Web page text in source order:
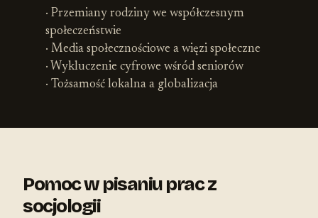
· Przemiany rodziny we współczesnym
społeczeństwie
· Media społecznościowe a więzi społeczne
· Wykluczenie cyfrowe wśród seniorów
· Tożsamość lokalna a globalizacja
Pomoc w pisaniu prac z
socjologii